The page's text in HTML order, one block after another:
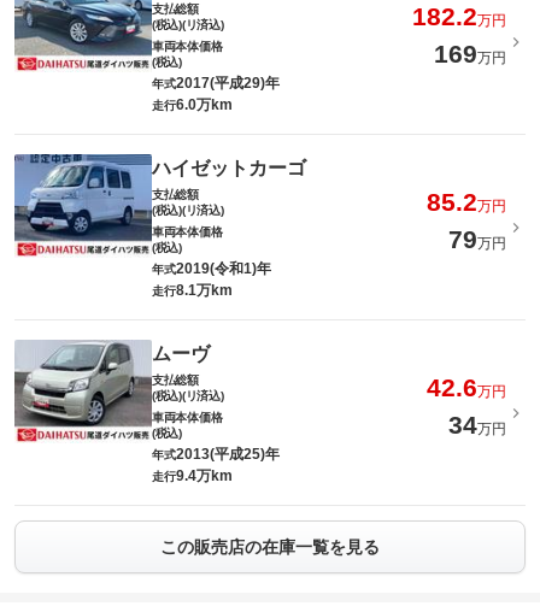
支払総額
(税込)(リ済込)
182.2万円
車両本体価格
(税込)
169万円
年式2017(平成29)年
走行6.0万km
ハイゼットカーゴ
支払総額
(税込)(リ済込)
85.2万円
車両本体価格
(税込)
79万円
年式2019(令和1)年
走行8.1万km
ムーヴ
支払総額
(税込)(リ済込)
42.6万円
車両本体価格
(税込)
34万円
年式2013(平成25)年
走行9.4万km
この販売店の在庫一覧を見る